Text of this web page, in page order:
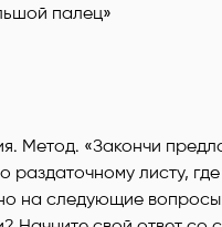
палец»
Метод. «Закончи
раздаточному листу,
на следующие